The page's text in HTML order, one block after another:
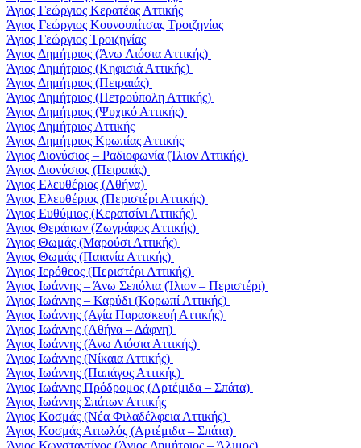
Άγιος Γεώργιος Κερατέας Αττικής
Άγιος Γεώργιος Κουνουπίτσας Τροιζηνίας
Άγιος Γεώργιος Τροιζηνίας
Άγιος Δημήτριος (Άνω Λιόσια Αττικής)
Άγιος Δημήτριος (Κηφισιά Αττικής)
Άγιος Δημήτριος (Πειραιάς)
Άγιος Δημήτριος (Πετρούπολη Αττικής)
Άγιος Δημήτριος (Ψυχικό Αττικής)
Άγιος Δημήτριος Αττικής
Άγιος Δημήτριος Κρωπίας Αττικής
Άγιος Διονύσιος – Ραδιοφωνία (Ίλιον Αττικής)
Άγιος Διονύσιος (Πειραιάς)
Άγιος Ελευθέριος (Αθήνα)
Άγιος Ελευθέριος (Περιστέρι Αττικής)
Άγιος Ευθύμιος (Κερατσίνι Αττικής)
Άγιος Θεράπων (Ζωγράφος Αττικής)
Άγιος Θωμάς (Μαρούσι Αττικής)
Άγιος Θωμάς (Παιανία Αττικής)
Άγιος Ιερόθεος (Περιστέρι Αττικής)
Άγιος Ιωάννης – Άνω Σεπόλια (Ίλιον – Περιστέρι)
Άγιος Ιωάννης – Καρύδι (Κορωπί Αττικής)
Άγιος Ιωάννης (Αγία Παρασκευή Αττικής)
Άγιος Ιωάννης (Αθήνα – Δάφνη)
Άγιος Ιωάννης (Άνω Λιόσια Αττικής)
Άγιος Ιωάννης (Νίκαια Αττικής)
Άγιος Ιωάννης (Παπάγος Αττικής)
Άγιος Ιωάννης Πρόδρομος (Αρτέμιδα – Σπάτα)
Άγιος Ιωάννης Σπάτων Αττικής
Άγιος Κοσμάς (Νέα Φιλαδέλφεια Αττικής)
Άγιος Κοσμάς Αιτωλός (Αρτέμιδα – Σπάτα)
Άγιος Κωνσταντίνος (Άγιος Δημήτριος – Άλιμος)